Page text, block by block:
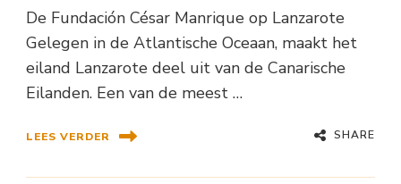
De Fundación César Manrique op Lanzarote
Gelegen in de Atlantische Oceaan, maakt het
eiland Lanzarote deel uit van de Canarische
Eilanden. Een van de meest …
LEES VERDER SHARE